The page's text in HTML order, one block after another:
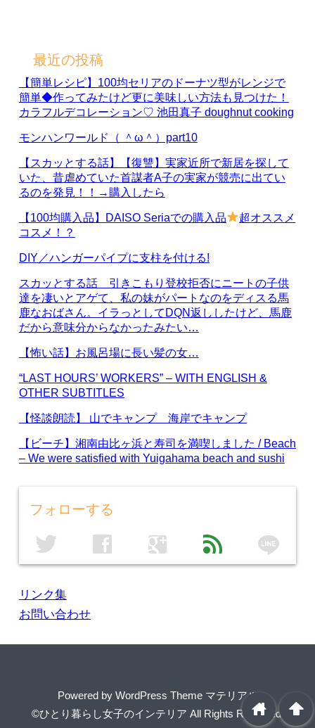
最近の投稿
【簡単レシピ】100均セリアのドーナツ型がレンジで
簡単◆作ってみたけど更に美味しい方法も見つけた！
カラフルデコレーション♡ 池田真子 doughnut cooking
モンハンワールド（ ＾ω＾）part10
【スカッとする話】【復讐】実家近所で新居を探して
いた、昔虐めていた首謀者A子の実家が競売に出てい
るのを発見！！→購入したら
【100均購入品】DAISO Seriaでの購入品
超オススメ
コスメ！？
DIY／ハンガーパイプに支柱を付ける!
スカッとする話 引きこもり登校拒否にニートの子供
達を凄いとアゲて、私の妹がパートなのをディスる馬
鹿なおばさん。イラっとしてDQN返ししたけど、馬鹿
だから意味分からなかったみたい…
【怖い話】お風呂場に長い髪の女…
“LAST HOURS’ WORKERS” – WITH ENGLISH &
OTHER SUBTITLES
【怪談朗読】 山でキャンプ 海岸でキャンプ
【ビーチ】湘南由比ヶ浜と寿司を満喫しました / Beach
– We were satisfied with Yuigahama beach and sushi
フォローする
twitter facebook google feed line
リンク集
お問い合わせ
Powered by WordPress Theme マテリアル
©ひとり暮らし女子のインテリア All Rights Reserved. arrowup
home